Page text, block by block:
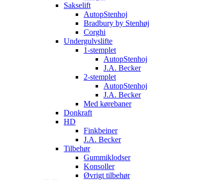
Sakselift
AutopStenhoj
Bradbury by Stenhøj
Corghi
Undergulvslifte
1-stemplet
AutopStenhoj
J.A. Becker
2-stemplet
AutopStenhoj
J.A. Becker
Med kørebaner
Donkraft
HD
Finkbeiner
J.A. Becker
Tilbehør
Gummiklodser
Konsoller
Øvrigt tilbehør